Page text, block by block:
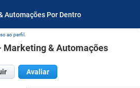
Automações Por Dentro
ao perfil.
Marketing & Automações
Avaliar